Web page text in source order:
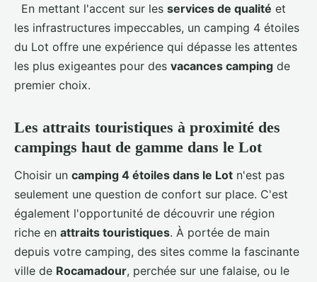
En mettant l'accent sur les services de qualité et
les infrastructures impeccables, un camping 4 étoiles
du Lot offre une expérience qui dépasse les attentes
les plus exigeantes pour des vacances camping de
premier choix.
Les attraits touristiques à proximité des
campings haut de gamme dans le Lot
Choisir un camping 4 étoiles dans le Lot n'est pas
seulement une question de confort sur place. C'est
également l'opportunité de découvrir une région
riche en attraits touristiques. À portée de main
depuis votre camping, des sites comme la fascinante
ville de Rocamadour, perchée sur une falaise, ou le